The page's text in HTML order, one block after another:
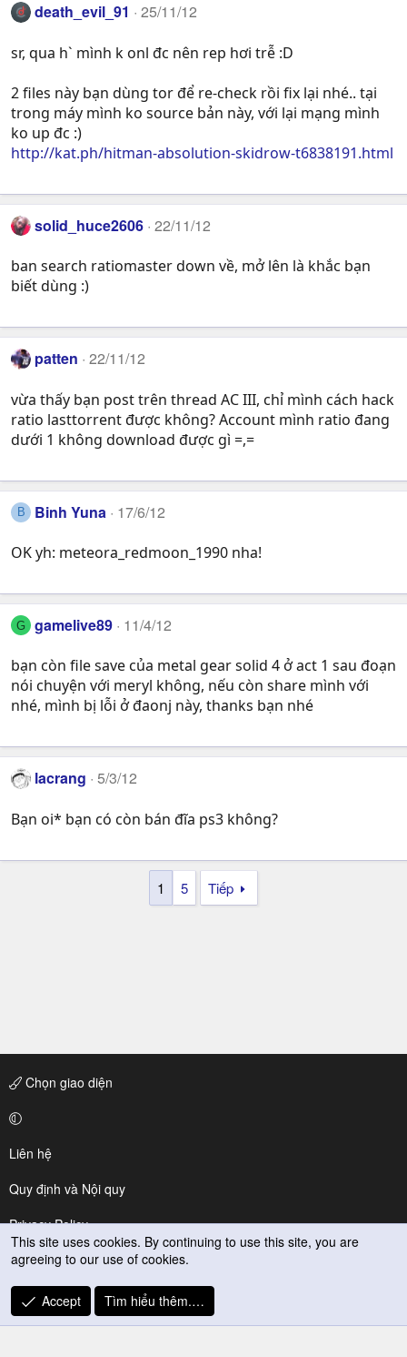
death_evil_91 25/11/12
sr, qua h` mình k onl đc nên rep hơi trễ :D
2 files này bạn dùng tor để re-check rồi fix lại nhé.. tại
trong máy mình ko source bản này, với lại mạng mình
ko up đc :)
http://kat.ph/hitman-absolution-skidrow-t6838191.html
solid_huce2606 22/11/12
ban search ratiomaster down về, mở lên là khắc bạn
biết dùng :)
patten 22/11/12
vừa thấy bạn post trên thread AC III, chỉ mình cách hack
ratio lasttorrent được không? Account mình ratio đang
dưới 1 không download được gì =,=
B Binh Yuna 17/6/12
OK yh: meteora_redmoon_1990 nha!
G gamelive89 11/4/12
bạn còn file save của metal gear solid 4 ở act 1 sau đoạn
nói chuyện với meryl không, nếu còn share mình với
nhé, mình bị lỗi ở đaonj này, thanks bạn nhé
lacrang 5/3/12
Bạn oi* bạn có còn bán đĩa ps3 không?
1 5 Tiếp
Chọn giao diện
Liên hệ
Quy định và Nội quy
Privacy Policy
Trợ giúp
R
S
This site uses cookies. By continuing to use this site, you are
agreeing to our use of cookies.
Accept Tìm hiểu thêm.…